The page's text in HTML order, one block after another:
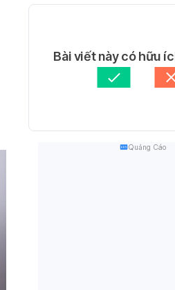
Bài viết này có hữu
Quảng Cáo